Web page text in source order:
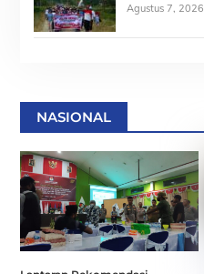
Agustus 7, 2026
NASIONAL